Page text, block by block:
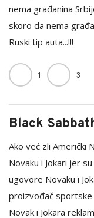
nema građanina
skoro da nema
Ruski tip auta...!!!
1 3
Black
Ako već zli Američki
Novaku i Jokari jer
ugovore Novaku i
proizvođač sportske
Novak i Jokara